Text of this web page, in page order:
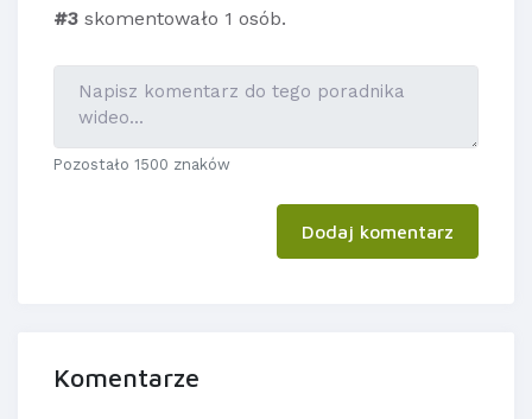
#3 skomentowało 1 osób.
Pozostało 1500 znaków
Dodaj komentarz
Komentarze